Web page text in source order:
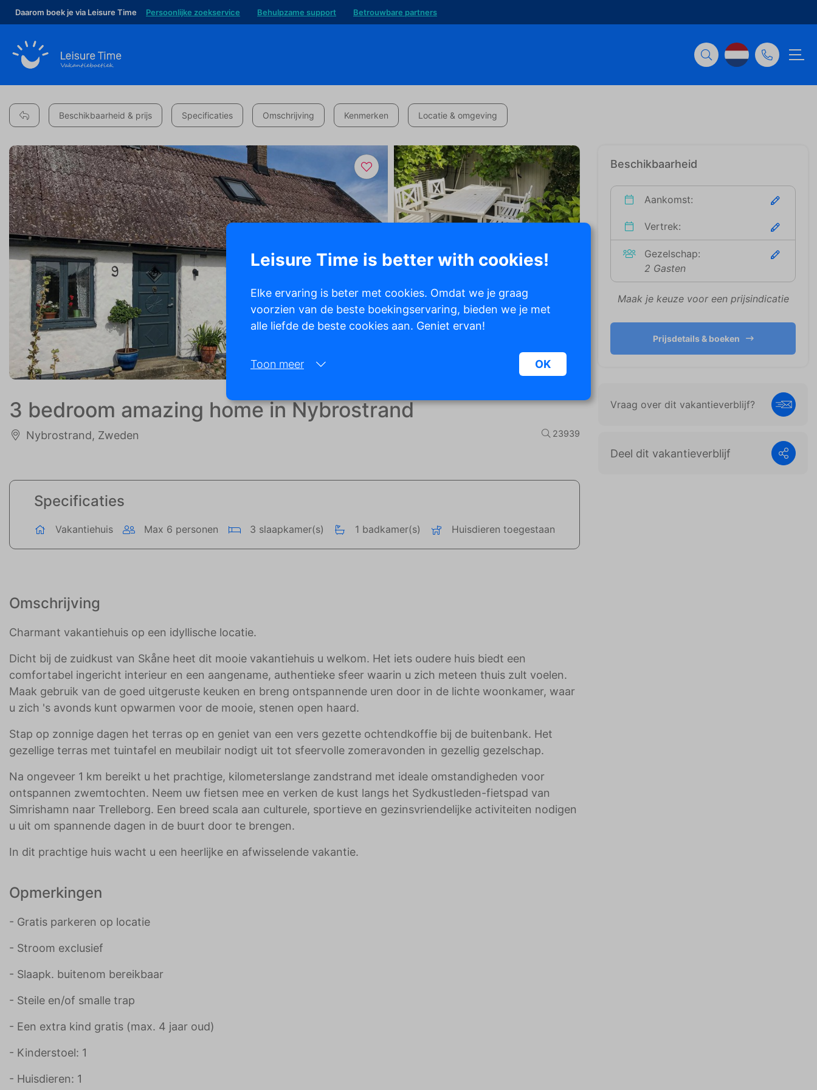
Daarom boek je via Leisure Time Persoonlijke zoekservice Behulpzame support Betrouwbare partners
Beschikbaarheid & prijs Specificaties Omschrijving Kenmerken Locatie & omgeving
3 bedroom amazing home in Nybrostrand
Nybrostrand, Zweden 23939
Specificaties
Vakantiehuis Max 6 personen 3 slaapkamer(s) 1 badkamer(s) Huisdieren toegestaan
Omschrijving
Charmant vakantiehuis op een idyllische locatie.
Dicht bij de zuidkust van Skåne heet dit mooie vakantiehuis u welkom. Het iets oudere huis biedt een
comfortabel ingericht interieur en een aangename, authentieke sfeer waarin u zich meteen thuis zult voelen.
Maak gebruik van de goed uitgeruste keuken en breng ontspannende uren door in de lichte woonkamer, waar
u zich 's avonds kunt opwarmen voor de mooie, stenen open haard.
Stap op zonnige dagen het terras op en geniet van een vers gezette ochtendkoffie bij de buitenbank. Het
gezellige terras met tuintafel en meubilair nodigt uit tot sfeervolle zomeravonden in gezellig gezelschap.
Na ongeveer 1 km bereikt u het prachtige, kilometerslange zandstrand met ideale omstandigheden voor
ontspannen zwemtochten. Neem uw fietsen mee en verken de kust langs het Sydkustleden-fietspad van
Simrishamn naar Trelleborg. Een breed scala aan culturele, sportieve en gezinsvriendelijke activiteiten nodigen
u uit om spannende dagen in de buurt door te brengen.
In dit prachtige huis wacht u een heerlijke en afwisselende vakantie.
Opmerkingen
- Gratis parkeren op locatie
- Stroom exclusief
- Slaapk. buitenom bereikbaar
- Steile en/of smalle trap
- Een extra kind gratis (max. 4 jaar oud)
- Kinderstoel: 1
- Huisdieren: 1
Beschikbaarheid
Aankomst:
Vertrek:
Gezelschap:
2 Gasten
Maak je keuze voor een prijsindicatie
Prijsdetails & boeken
Vraag over dit vakantieverblijf?
Deel dit vakantieverblijf
Leisure Time is better with cookies!
Elke ervaring is beter met cookies. Omdat we je graag
voorzien van de beste boekingservaring, bieden we je met
alle liefde de beste cookies aan. Geniet ervan!
Toon meer OK
Noodzakelijk:
Noodzakelijke cookies helpen een website bruikbaarder te maken, door
basisfuncties als paginanavigatie en toegang tot beveiligde gedeelten van
Marketing:
zijn afgestemd op en relevant zijn voor de individuele gebruiker. Deze